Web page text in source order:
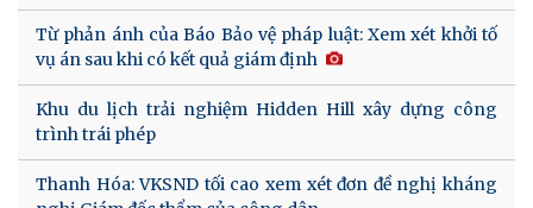
Từ phản ánh của Báo Bảo vệ pháp luật: Xem xét khởi tố
vụ án sau khi có kết quả giám định
Khu du lịch trải nghiệm Hidden Hill xây dựng công
trình trái phép
Thanh Hóa: VKSND tối cao xem xét đơn đề nghị kháng